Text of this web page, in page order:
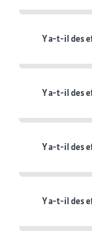
Y a-t-il des
Y a-t-il des
Y a-t-il des
Y a-t-il des